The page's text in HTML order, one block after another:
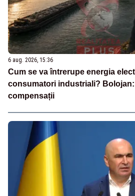
6 aug. 2026, 15:36
Cum se va întrerupe energia
consumatori industriali?
compensații